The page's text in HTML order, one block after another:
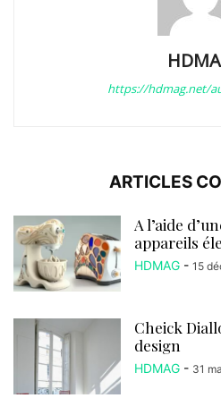
https://hdmag.net/
ARTICLES
A l’aide
appareils
HDMAG - 15
Cheick
design
HDMAG - 31